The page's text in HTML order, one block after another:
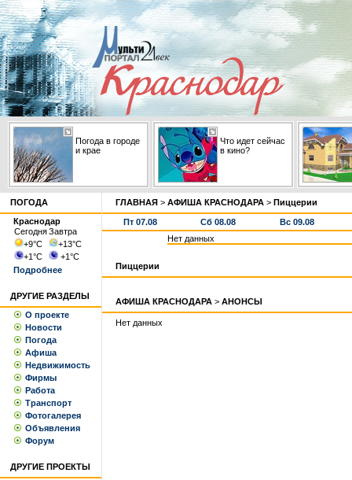
Погода в городе
и крае
Что идет сейчас
в кино?
ПОГОДА
Краснодар
СегодняЗавтра
+9°С +13°С
+1°С +1°С
Подробнее
ДРУГИЕ РАЗДЕЛЫ
О проекте
Новости
Погода
Афиша
Недвижимость
Фирмы
Работа
Транспорт
Фотогалерея
Объявления
Форум
ДРУГИЕ ПРОЕКТЫ
ГЛАВНАЯ > АФИША КРАСНОДАРА > Пиццерии
Пт 07.08 Сб 08.08
Вс 09.08
Нет данных
Пиццерии
АФИША КРАСНОДАРА > АНОНСЫ
Нет данных